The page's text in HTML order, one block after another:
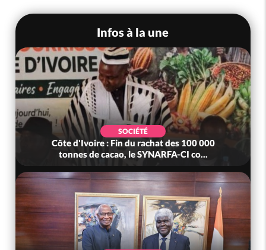
Infos à la une
SOCIÉTÉ
d'Ivoire : Fin du rachat des 100 000
de cacao, le SYNARFA-CI co...
Côte d'Ivoire